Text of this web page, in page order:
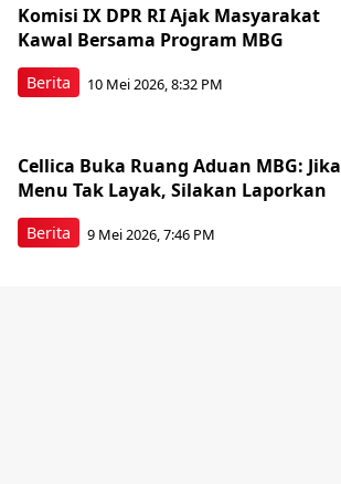
Berita
Komisi IX DPR RI Ajak Masyarakat
Kawal Bersama Program MBG
10 Mei 2026, 8:32 PM
Berita
Cellica Buka Ruang Aduan MBG: Jika
Menu Tak Layak, Silakan Laporkan
9 Mei 2026, 7:46 PM